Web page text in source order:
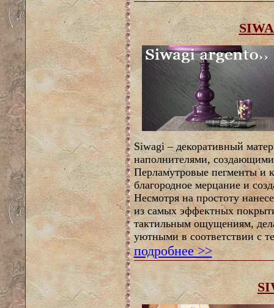
Siwagi – декоративный
наполнителями,
Перламутровые пегменты и
благородное мерцание и
Несмотря на простоту
из самых эффектных
тактильным ощущениям,
уютными в соответствии с
подробнее >>